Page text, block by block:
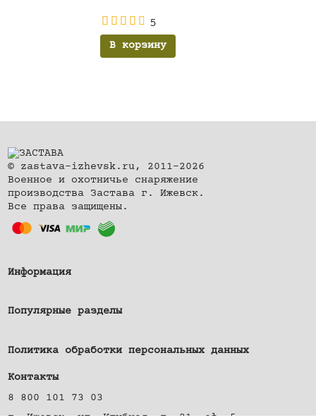
5
В корзину
© zastava-izhevsk.ru, 2011–2026
Военное и охотничье снаряжение
производства Застава г. Ижевск.
Все права защищены.
Информация
Популярные разделы
Политика обработки персональных данных
Контакты
8 800 101 73 03